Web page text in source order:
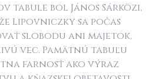
tabule bol János Sárközi,
Lipovniczky sa počas
slobodu ani majetok,
vec. Pamätnú tabuľu
farnosť ako výraz